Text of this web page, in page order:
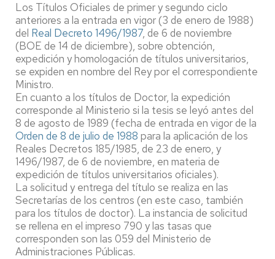
Los Títulos Oficiales de primer y segundo ciclo
anteriores a la entrada en vigor (3 de enero de 1988)
del Real Decreto 1496/1987, de 6 de noviembre
(BOE de 14 de diciembre), sobre obtención,
expedición y homologación de títulos universitarios,
se expiden en nombre del Rey por el correspondiente
Ministro.
En cuanto a los títulos de Doctor, la expedición
corresponde al Ministerio si la tesis se leyó antes del
8 de agosto de 1989 (fecha de entrada en vigor de la
Orden de 8 de julio de 1988 para la aplicación de los
Reales Decretos 185/1985, de 23 de enero, y
1496/1987, de 6 de noviembre, en materia de
expedición de títulos universitarios oficiales).
La solicitud y entrega del título se realiza en las
Secretarías de los centros (en este caso, también
para los títulos de doctor). La instancia de solicitud
se rellena en el impreso 790 y las tasas que
corresponden son las 059 del Ministerio de
Administraciones Públicas.